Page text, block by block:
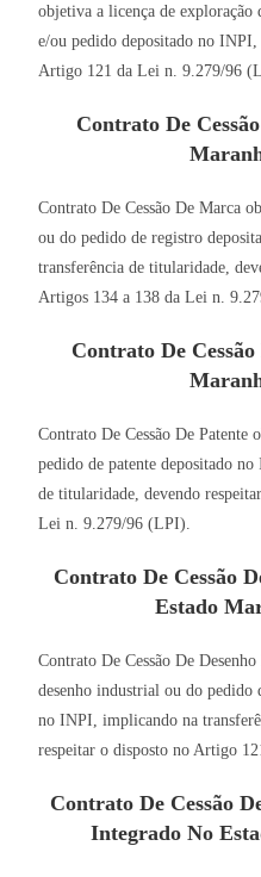
objetiva a licença de exploração
e/ou pedido depositado no
Artigo 121 da Lei n. 9.279/96
Contrato De
Contrato De Cessão De Marca
ou do pedido de registro
transferência de titularidade,
Artigos 134 a 138 da Lei n.
Contrato De
Contrato De Cessão De Patente
pedido de patente depositado
de titularidade, devendo
Lei n. 9.279/96 (LPI).
Contrato De Cessão
Estado
Contrato De Cessão De
desenho industrial ou do pedido
no INPI, implicando na
respeitar o disposto no Artigo
Contrato De Cessão
Integrado No